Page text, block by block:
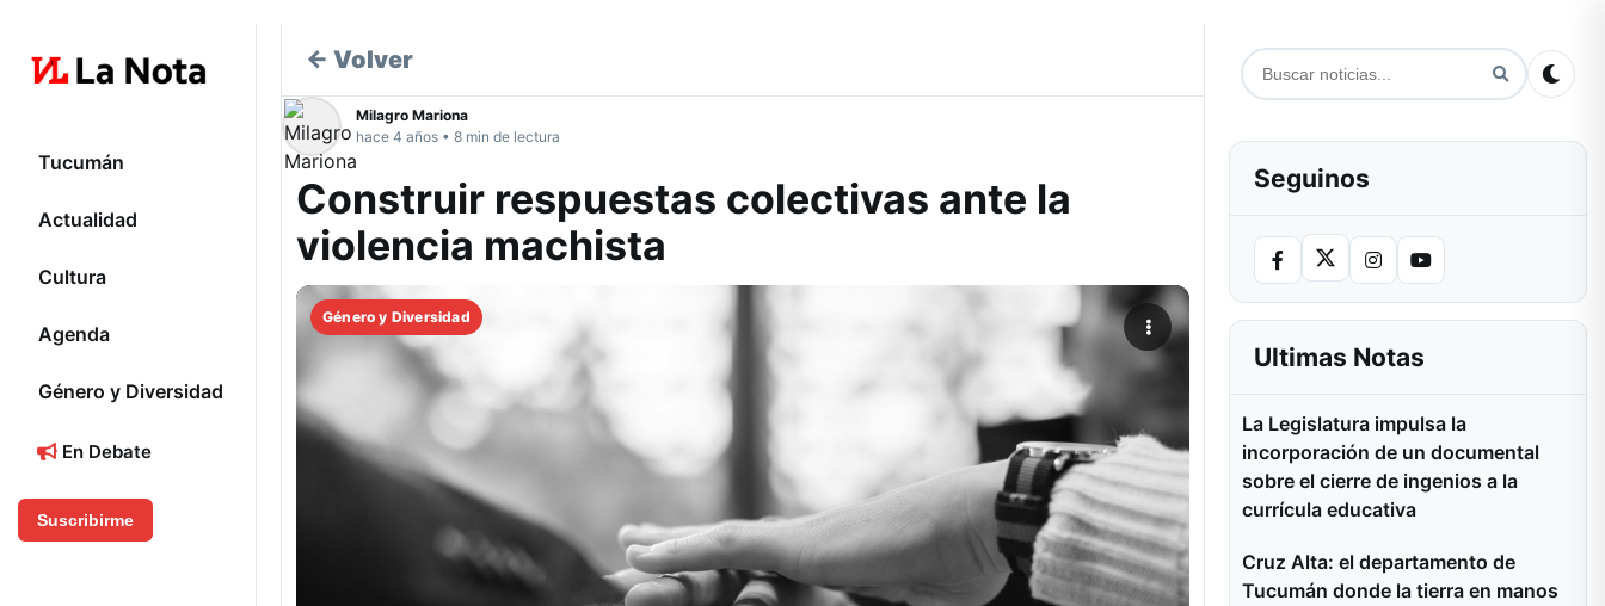
Tucumán
Actualidad
Cultura
Agenda
Género y Diversidad
En Debate
Suscribirme
← Volver
Milagro Mariona
hace 4 años • 8 min de lectura
Construir respuestas colectivas ante la
violencia machista
Género y Diversidad
Seguinos
Ultimas Notas
La Legislatura impulsa la
incorporación de un documental
sobre el cierre de ingenios a la
currícula educativa
Cruz Alta: el departamento de
Tucumán donde la tierra en manos